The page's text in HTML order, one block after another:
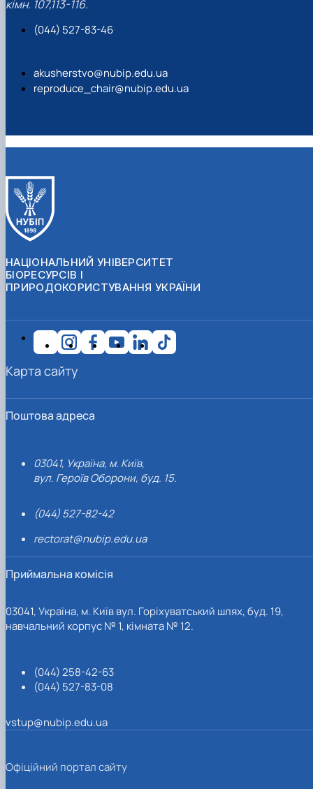
кімн. 107,113-116.
(044) 527-83-46
akusherstvo@nubip.edu.ua
reproduce_chair@nubip.edu.ua
НАЦІОНАЛЬНИЙ УНІВЕРСИТЕТ
БІОРЕСУРСІВ І
ПРИРОДОКОРИСТУВАННЯ УКРАЇНИ
Поштова адреса
03041, Україна, м. Київ,
вул. Героїв Оборони, буд. 15.
(044) 527-82-42
rectorat@nubip.edu.ua
Приймальна комісія
03041, Україна, м. Київ вул. Горіхуватський шлях, буд. 19,
навчальний корпус № 1, кімната № 12.
(044) 258-42-63
(044) 527-83-08
vstup@nubip.edu.ua
Карта сайту
Офіційний портал сайту